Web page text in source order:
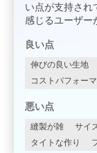
い点が支持され
感じるユーザー
良い点
伸びの良い生地
コストパフォー
悪い点
縫製が雑 サイ
タイトな作り